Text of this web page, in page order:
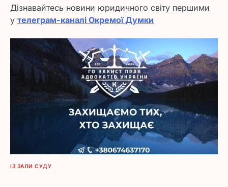
Дізнавайтесь новини юридичного світу першими
у телеграм-каналі Окремої Думки
ІЗ ЗАЛИ СУДУ